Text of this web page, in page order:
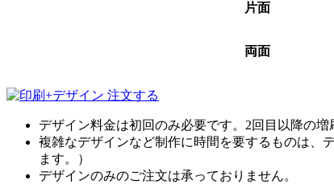
片面
両面
デザイン料金は初回のみ必要です。2回目以降の
複雑なデザインなど制作に時間を要するものは、
ます。）
デザインのみのご注文は承っておりません。